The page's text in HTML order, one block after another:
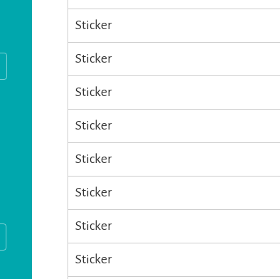
Sticker
Sticker
Sticker
Sticker
Sticker
Sticker
Sticker
Sticker